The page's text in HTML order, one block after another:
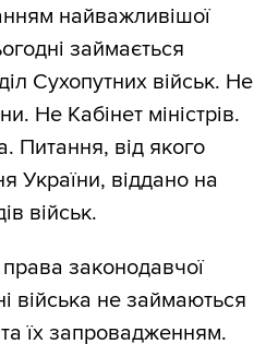
найважливішої
займається
Сухопутних військ. Не
Не Кабінет міністрів.
Питання, від якого
України, віддано на
військ.
законодавчої
війська не займаються
їх запровадженням.